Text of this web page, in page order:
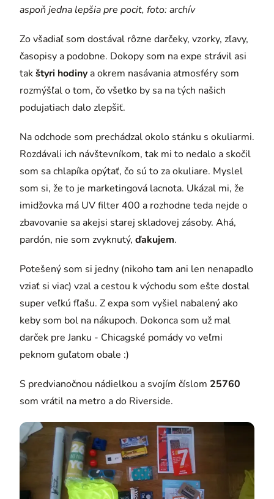
aspoň jedna lepšia pre pocit, foto: archív
Zo všadiaľ som dostával rôzne darčeky, vzorky, zľavy,
časopisy a podobne. Dokopy som na expe strávil asi
takštyri hodiny a okrem nasávania atmosféry som
rozmýšľal o tom, čo všetko by sa na tých našich
podujatiach dalo zlepšiť.
Na odchode som prechádzal okolo stánku s okuliarmi.
Rozdávali ich návštevníkom, tak mi to nedalo a skočil
som sa chlapíka opýtať, čo sú to za okuliare. Myslel
som si, že to je marketingová lacnota. Ukázal mi, že
imidžovka má UV filter 400 a rozhodne teda nejde o
zbavovanie sa akejsi starej skladovej zásoby. Ahá,
pardón, nie som zvyknutý, ďakujem.
Potešený som si jedny (nikoho tam ani len nenapadlo
vziať si viac) vzal a cestou k východu som ešte dostal
super veľkú fľašu. Z expa som vyšiel nabalený ako
keby som bol na nákupoch. Dokonca som už mal
darček pre Janku - Chicagské pomády vo veľmi
peknom guľatom obale :)
S predvianočnou nádielkou a svojím číslom 25760
som vrátil na metro a do Riverside.